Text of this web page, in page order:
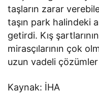
taşların zarar
taşın park halindeki
getirdi. Kış
mirasçılarının çok
uzun vadeli
Kaynak: İHA